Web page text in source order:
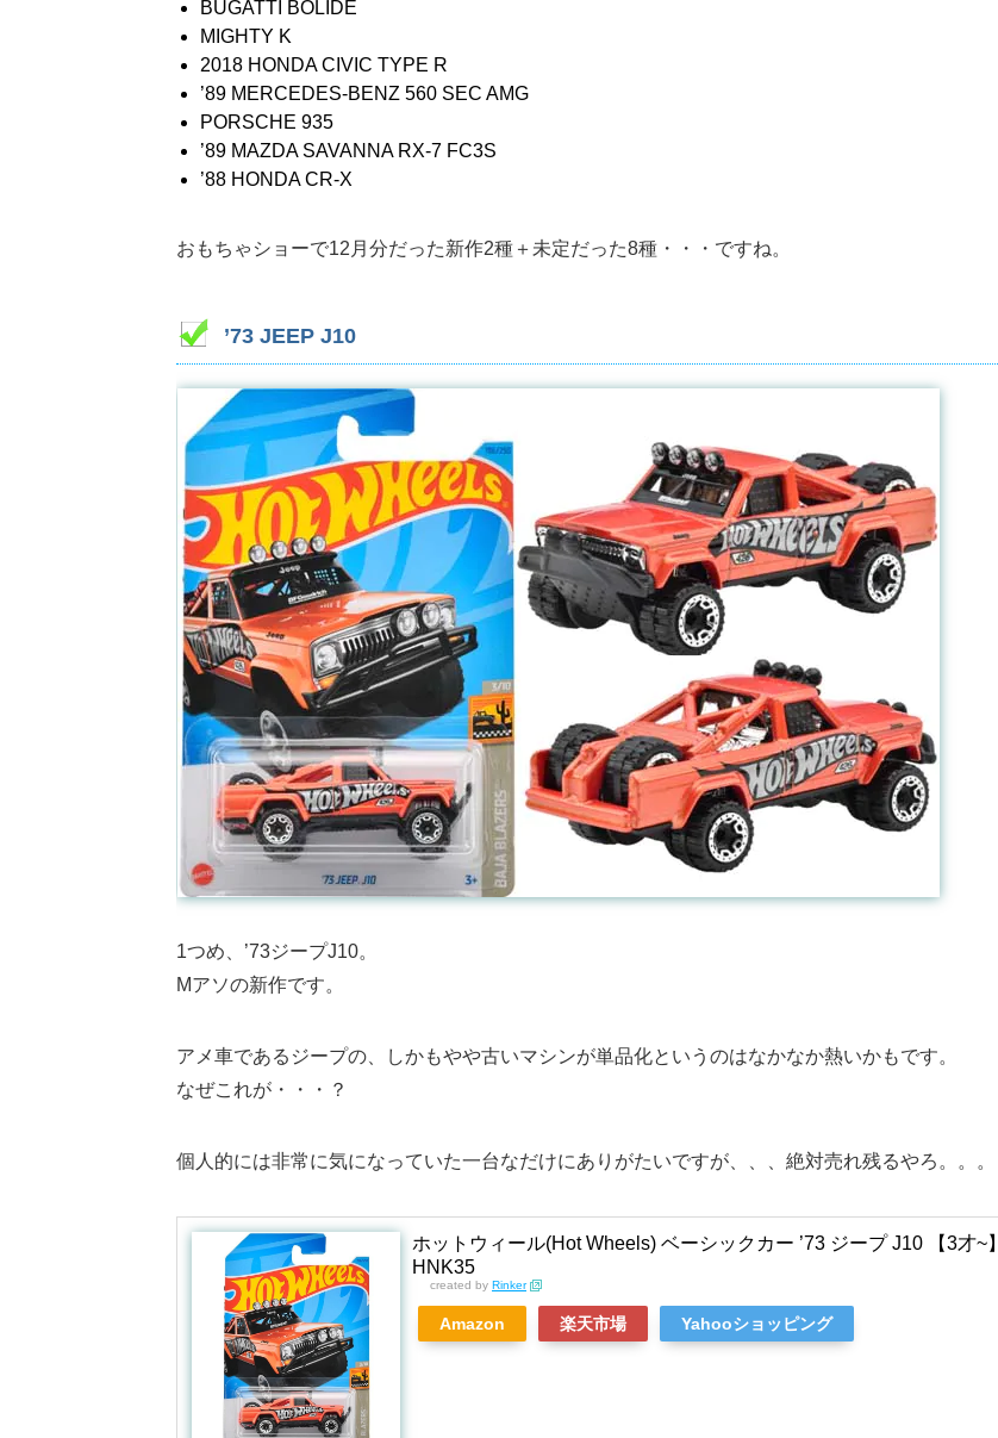
BUGATTI BOLIDE
MIGHTY K
2018 HONDA CIVIC TYPE R
’89 MERCEDES-BENZ 560 SEC AMG
PORSCHE 935
’89 MAZDA SAVANNA RX-7 FC3S
’88 HONDA CR-X
おもちゃショーで12月分だった新作2種＋未定だった8種・・・ですね。
’73 JEEP J10
1つめ、’73ジープJ10。
Mアソの新作です。
アメ車であるジープの、しかもやや古いマシンが単品化というのはなかなか熱いかもです。
なぜこれが・・・？
個人的には非常に気になっていた一台なだけにありがたいですが、、、絶対売れ残るやろ。。。
ホットウィール(Hot Wheels) ベーシックカー ’73 ジープ J10 【3才~】
HNK35
created by Rinker
Amazon 楽天市場 Yahooショッピング